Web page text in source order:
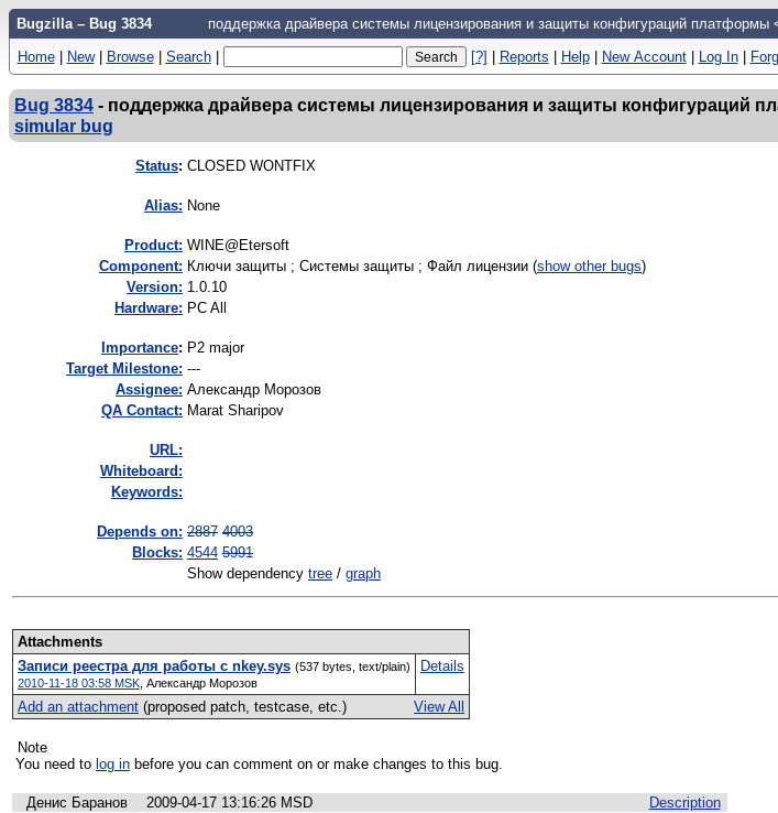
Bugzilla – Bug 3834 поддержка драйвера системы лицензирования и защиты конфигураций
Home | New | Browse | Search | [?] | Reports | Help | New Account | Log In |
Bug 3834 - поддержка драйвера системы лицензирования и защиты конфигураций
simular bug
Status: CLOSED WONTFIX
Alias: None
Product: WINE@Etersoft
Component: Ключи защиты ; Системы защиты ; Файл лицензии (show other bugs)
Version: 1.0.10
Hardware: PC All
mportance: P2 major
Target Milestone: ---
Assignee: Александр Морозов
QA Contact: Marat Sharipov
URL:
Whiteboard:
Keywords:
Depends on: 2887 4003
Blocks: 4544 5991
Show dependency tree / graph
Attachments
Записи реестра для работы с nkey.sys (537 bytes, text/plain)
2010-11-18 03:58 MSK, Александр Морозов
Details
View All
Add an attachment(proposed patch, testcase, etc.)
Note
You need to log in before you can comment on or make changes to this bug.
Description
Денис Баранов
2009-04-17 13:16:26 MSD